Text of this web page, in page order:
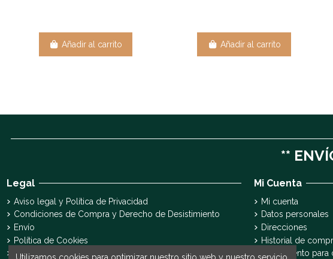
Añadir al carrito Añadir al carrito
**
Legal
Aviso legal y Política de Privacidad
Condiciones de Compra y Derecho de Desistimiento
Envío
Política de Cookies
Declaración de accesibilidad
Mi Cuenta
Mi cuenta
Datos personales
Direcciones
Historial de
Seguimiento